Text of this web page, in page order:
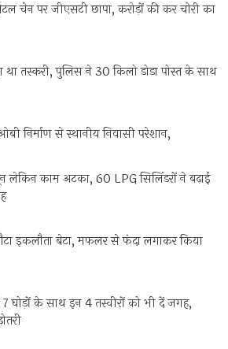
चेन पर जीएसटी छापा, करोड़ों की कर चोरी का
तस्करी, पुलिस ने 30 किलो डोडा पोस्त के साथ
निर्माण से स्थानीय निवासी परेशान,
लेकिन काम अटका, 60 LPG सिलिंडरों ने बढ़ाई
इकलौता बेटा, मफलर से फंदा लगाकर किया
घोड़ों के साथ इन 4 तस्वीरों को भी दें जगह,